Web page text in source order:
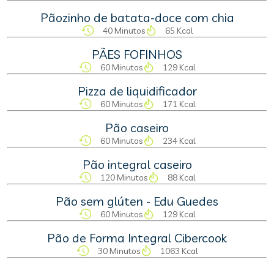
Pãozinho de batata-doce com chia
40 Minutos 65 Kcal
PÃES FOFINHOS
60 Minutos 129 Kcal
Pizza de liquidificador
60 Minutos 171 Kcal
Pão caseiro
60 Minutos 234 Kcal
Pão integral caseiro
120 Minutos 88 Kcal
Pão sem glúten - Edu Guedes
60 Minutos 129 Kcal
Pão de Forma Integral Cibercook
30 Minutos 1063 Kcal